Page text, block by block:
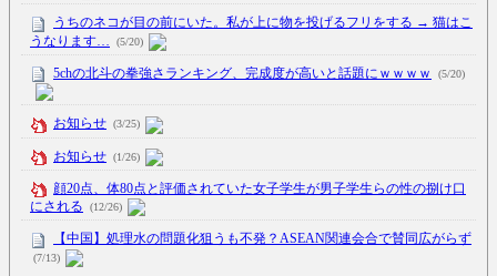
うちのネコが目の前にいた。私が上に物を投げるフリをする → 猫はこ
うなります…
(5/20)
5chの北斗の拳強さランキング、完成度が高いと話題にｗｗｗｗ (5/20)
お知らせ (3/25)
お知らせ (1/26)
顔20点、体80点と評価されていた女子学生が男子学生らの性の捌け口
にされる
(12/26)
【中国】処理水の問題化狙うも不発？ASEAN関連会合で賛同広がらず
(7/13)